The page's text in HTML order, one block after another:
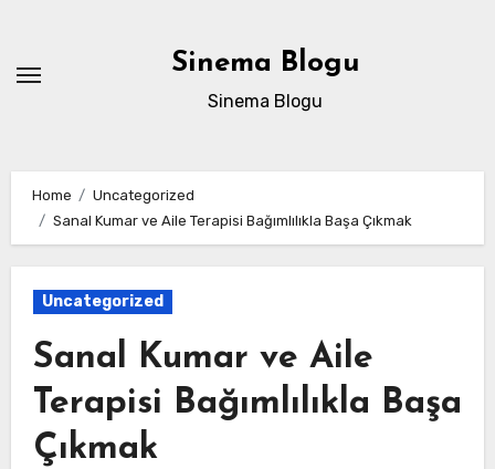
content
Sinema Blogu
Sinema Blogu
Home
Uncategorized
Sanal Kumar ve Aile Terapisi Bağımlılıkla Başa Çıkmak
Uncategorized
Sanal Kumar ve Aile
Terapisi Bağımlılıkla Başa
Çıkmak